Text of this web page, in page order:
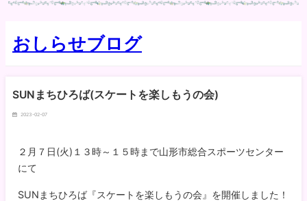
おしらせブログ
SUNまちひろば(スケートを楽しもうの会)
2023-02-07
２月７日(火)１３時～１５時まで山形市総合スポーツセンター
にて
SUNまちひろば『スケートを楽しもうの会』を開催しました！